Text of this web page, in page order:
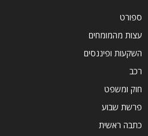
ספורט
עצות מהמומחים
השקעות ופיננסים
רכב
חוק ומשפט
פרשת שבוע
כתבה ראשית